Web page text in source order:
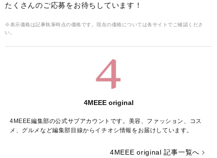
たくさんのご応募をお待ちしています！
※表示価格は記事執筆時点の価格です。現在の価格については各サイトでご確認くださ
い。
4MEEE original
4MEEE編集部の公式サブアカウントです。美容、ファッション、コス
メ、グルメなど編集部目線からイチオシ情報をお届けしています。
4MEEE original 記事一覧へ